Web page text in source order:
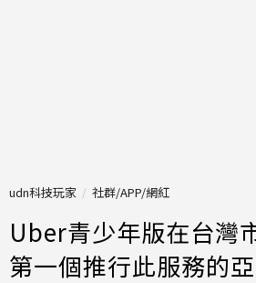
udn科技玩家 社群/APP/網紅
Uber青少年版在台灣
第一個推行此服務的